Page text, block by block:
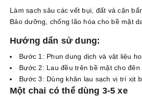
Làm sạch sâu các vết bụi, đất và cặn
Bảo dưỡng, chống lão hóa cho bề mặt
Hướng dẩn sử dung:
Bước 1: Phun dung dịch và vật liệu
Bước 2: Lau đều trên bề mặt cho
Bước 3: Dùng khăn lau sạch vị trí xịt
Một chai có thể dùng 3-5 xe